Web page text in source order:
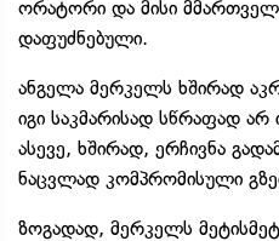
ორატორი და მისი
დაფუძნებული.
ანგელა მერკელს ხშირად
იგი საკმარისად სწრაფად არ
ასევე, ხშირად, ერჩივნა
ნაცვლად კომპრომისული
ზოგადად, მერკელს